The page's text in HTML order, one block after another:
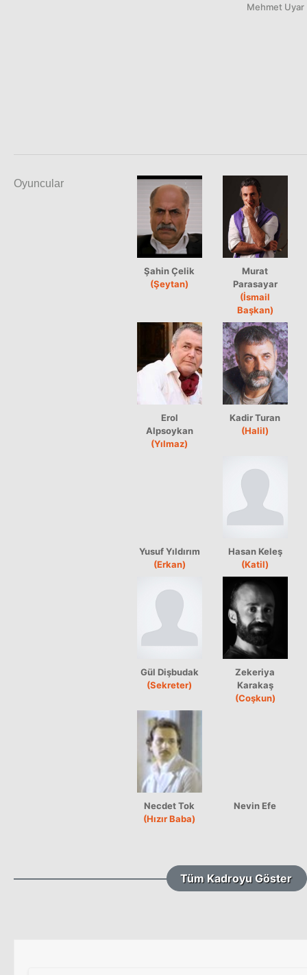
Mehmet Uyar
Oyuncular
Şahin Çelik
(Şeytan)
Murat
Parasayar
(İsmail
Başkan)
Erol
Alpsoykan
(Yılmaz)
Kadir Turan
(Halil)
Yusuf Yıldırım
(Erkan)
Hasan Keleş
(Katil)
Gül Dişbudak
(Sekreter)
Zekeriya
Karakaş
(Coşkun)
Necdet Tok
(Hızır Baba)
Nevin Efe
Tüm Kadroyu Göster